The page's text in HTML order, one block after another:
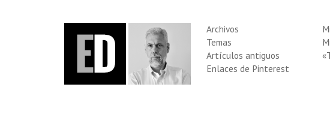
Archivos
Temas
Artículos antiguos
Enlaces de Pinterest